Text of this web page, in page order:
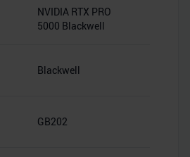
NVIDIA RTX PRO
5000 Blackwell
Blackwell
GB202